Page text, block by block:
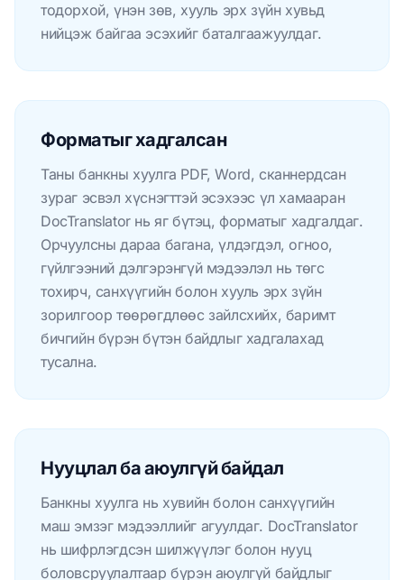
тодорхой, үнэн зөв, хууль эрх зүйн хувьд
нийцэж байгаа эсэхийг баталгаажуулдаг.
Форматыг хадгалсан
Таны банкны хуулга PDF, Word, сканнердсан
зураг эсвэл хүснэгттэй эсэхээс үл хамааран
DocTranslator нь яг бүтэц, форматыг хадгалдаг.
Орчуулсны дараа багана, үлдэгдэл, огноо,
гүйлгээний дэлгэрэнгүй мэдээлэл нь төгс
тохирч, санхүүгийн болон хууль эрх зүйн
зорилгоор төөрөгдлөөс зайлсхийх, баримт
бичгийн бүрэн бүтэн байдлыг хадгалахад
тусална.
Нууцлал ба аюулгүй байдал
Банкны хуулга нь хувийн болон санхүүгийн
маш эмзэг мэдээллийг агуулдаг. DocTranslator
нь шифрлэгдсэн шилжүүлэг болон нууц
боловсруулалтаар бүрэн аюулгүй байдлыг